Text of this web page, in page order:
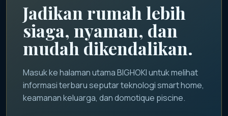
Jadikan rumah lebih
siaga, nyaman, dan
mudah dikendalikan.
Masuk ke halaman utama BIGHOKI untuk melihat
informasi terbaru seputar teknologi smart home,
keamanan keluarga, dan domotique piscine.